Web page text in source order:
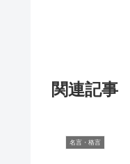
関連記事
名言・格言